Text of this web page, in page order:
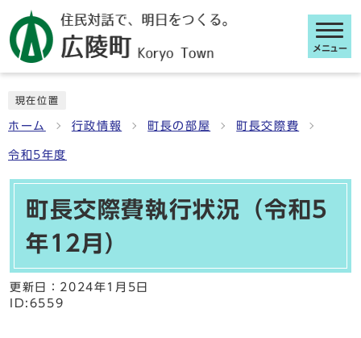
メニュー
現在位置
ホーム 行政情報 町長の部屋 町長交際費
令和5年度
町長交際費執行状況（令和5
年12月）
更新日： 2024年1月5日
ID:6559